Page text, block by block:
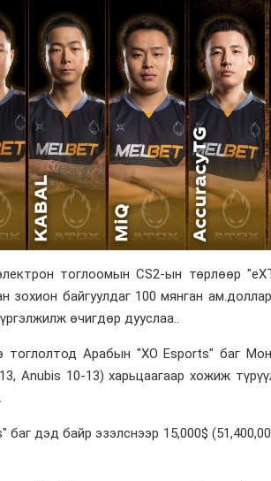
тоглоомын CS2-ын төрлөөр
зохион байгуулдаг 100 мянган
өчигдөр дууслаа..
тоглолтод Арабын "XO Esports" баг
Anubis 10-13) харьцаагаар хожиж
дэд байр эзэлснээр 15,000$